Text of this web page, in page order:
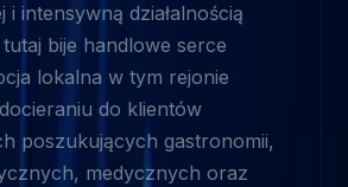
i intensywną działalnością
tutaj bije handlowe serce
lokalna w tym rejonie
do klientów
poszukujących gastronomii,
medycznych oraz